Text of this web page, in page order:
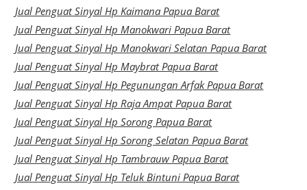
Jual Penguat Sinyal Hp Kaimana Papua Barat
Jual Penguat Sinyal Hp Manokwari Papua Barat
Jual Penguat Sinyal Hp Manokwari Selatan Papua Barat
Jual Penguat Sinyal Hp Maybrat Papua Barat
Jual Penguat Sinyal Hp Pegunungan Arfak Papua Barat
Jual Penguat Sinyal Hp Raja Ampat Papua Barat
Jual Penguat Sinyal Hp Sorong Papua Barat
Jual Penguat Sinyal Hp Sorong Selatan Papua Barat
Jual Penguat Sinyal Hp Tambrauw Papua Barat
Jual Penguat Sinyal Hp Teluk Bintuni Papua Barat